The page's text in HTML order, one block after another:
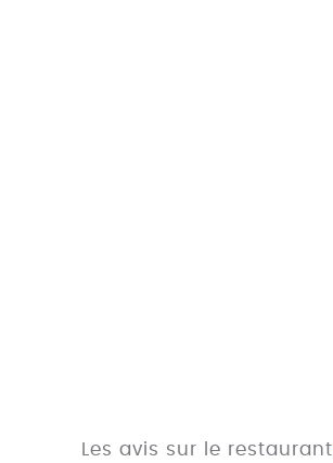
Les avis sur le restaurant